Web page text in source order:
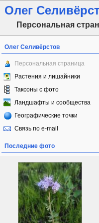
Олег
Персональная
Олег Селивёрстов
Персональная страница
Растения и лишайники
Таксоны с фото
Ландшафты и сообщества
Географические точки
Связь по e-mail
Последние фото